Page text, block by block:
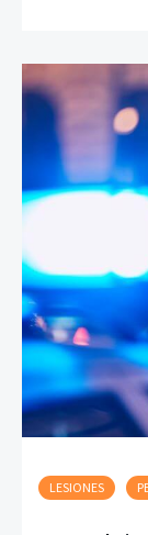
LESIONES